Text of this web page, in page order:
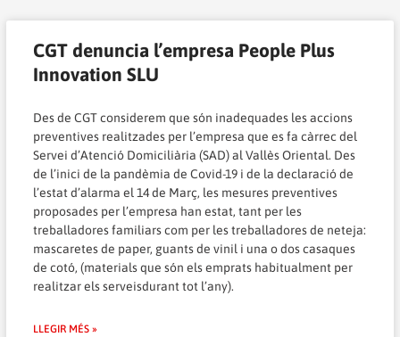
CGT denuncia l’empresa People Plus
Innovation SLU
Des de CGT considerem que són inadequades les accions
preventives realitzades per l’empresa que es fa càrrec del
Servei d’Atenció Domiciliària (SAD) al Vallès Oriental. Des
de l’inici de la pandèmia de Covid-19 i de la declaració de
l’estat d’alarma el 14 de Març, les mesures preventives
proposades per l’empresa han estat, tant per les
treballadores familiars com per les treballadores de neteja:
mascaretes de paper, guants de vinil i una o dos casaques
de cotó, (materials que són els emprats habitualment per
realitzar els serveisdurant tot l’any).
LLEGIR MÉS »